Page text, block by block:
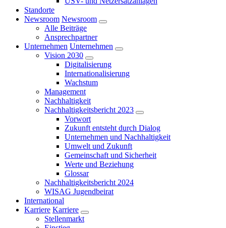
Standorte
Newsroom Newsroom
Alle Beiträge
Ansprechpartner
Unternehmen Unternehmen
Vision 2030
Digitalisierung
Internationalisierung
Wachstum
Management
Nachhaltigkeit
Nachhaltigkeitsbericht 2023
Vorwort
Zukunft entsteht durch Dialog
Unternehmen und Nachhaltigkeit
Umwelt und Zukunft
Gemeinschaft und Sicherheit
Werte und Beziehung
Glossar
Nachhaltigkeitsbericht 2024
WISAG Jugendbeirat
International
Karriere Karriere
Stellenmarkt